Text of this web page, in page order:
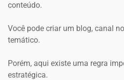
conteúdo.
Você pode criar um blog, canal
temático.
Porém, aqui existe uma regra
estratégica.